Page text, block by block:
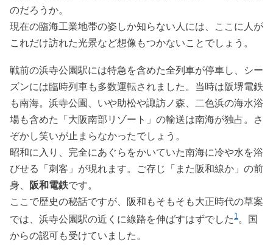
のだろうか。
現在の臨海工業地帯の姿しか知らない人には、ここに人が
これだけ訪れた光景など想像もつかないことでしょう。
戦前の浜寺公園駅には特急を含めた全列車が停車し、シー
ズンには臨時列車も多数運転されました。当時は阪堺電鉄
も南海。浜寺公園、いや助松や諏訪ノ森、二色浜の海水浴
場も含めた「大阪南部リゾート」の輸送は南海が独占。さ
ぞかし笑いが止まらなかったでしょう。
昭和に入り、完全にあぐらをかいていた南海に冷や水を浴
びせる「刺客」が現れます。ご存じ「また阪和線か」の前
身、
阪和電鉄です。
ここで歴史の秘話ですが、阪和もそもそも大正時代の草案
では、浜寺公園駅の近くに線路を伸ばすはずでした 1 。国
からの認可も受けていました。